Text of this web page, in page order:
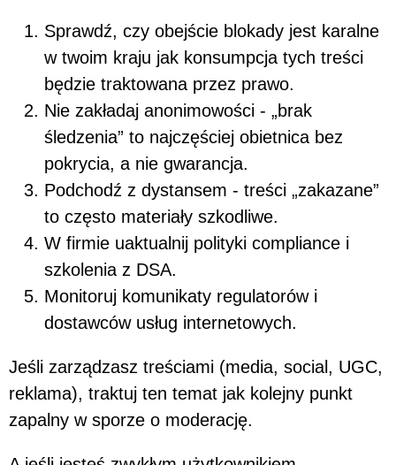
Sprawdź, czy obejście blokady jest karalne
w twoim kraju jak konsumpcja tych treści
będzie traktowana przez prawo.
Nie zakładaj anonimowości - „brak
śledzenia” to najczęściej obietnica bez
pokrycia, a nie gwarancja.
Podchodź z dystansem - treści „zakazane”
to często materiały szkodliwe.
W firmie uaktualnij polityki compliance i
szkolenia z DSA.
Monitoruj komunikaty regulatorów i
dostawców usług internetowych.
Jeśli zarządzasz treściami (media, social, UGC,
reklama), traktuj ten temat jak kolejny punkt
zapalny w sporze o moderację.